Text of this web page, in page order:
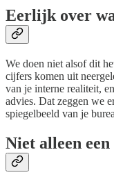
Eerlijk over
We doen niet alsof dit
cijfers komen uit
van je interne realiteit,
advies. Dat zeggen we
spiegelbeeld van je
Niet alleen